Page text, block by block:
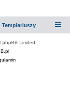
Templariuszy
phpBB Limited